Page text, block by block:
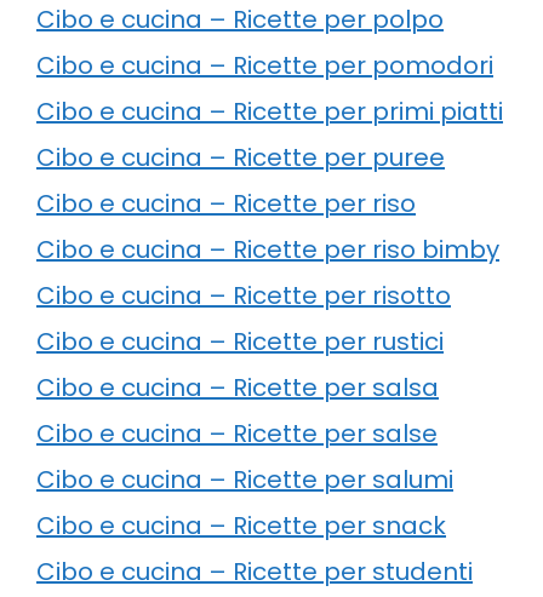
Cibo e cucina – Ricette per polpo
Cibo e cucina – Ricette per pomodori
Cibo e cucina – Ricette per primi piatti
Cibo e cucina – Ricette per puree
Cibo e cucina – Ricette per riso
Cibo e cucina – Ricette per riso bimby
Cibo e cucina – Ricette per risotto
Cibo e cucina – Ricette per rustici
Cibo e cucina – Ricette per salsa
Cibo e cucina – Ricette per salse
Cibo e cucina – Ricette per salumi
Cibo e cucina – Ricette per snack
Cibo e cucina – Ricette per studenti